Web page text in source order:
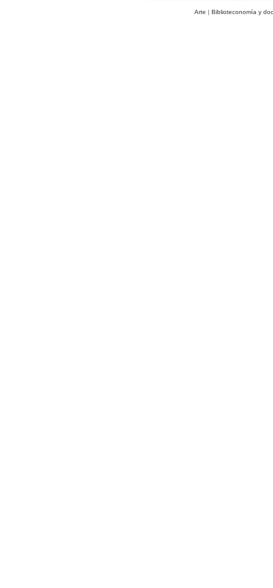
Arte | Biblioteconomía y